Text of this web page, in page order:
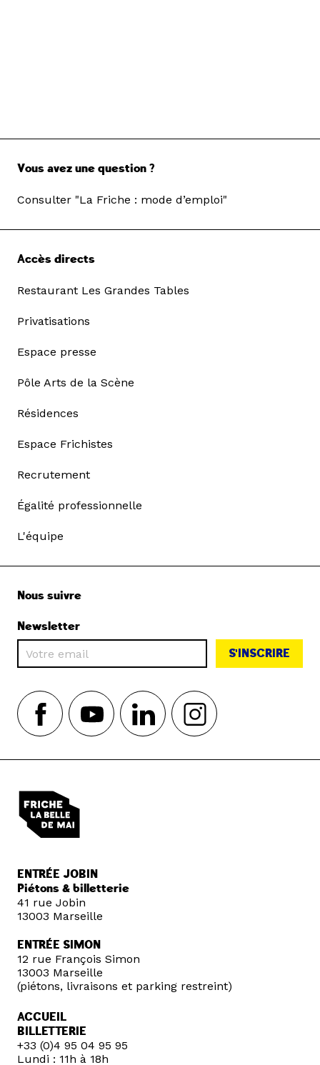
Vous avez une question ?
Consulter "La Friche : mode d’emploi"
Accès directs
Restaurant Les Grandes Tables
Privatisations
Espace presse
Pôle Arts de la Scène
Résidences
Espace Frichistes
Recrutement
Égalité professionnelle
L'équipe
Nous suivre
Newsletter
S'INSCRIRE
ENTRÉE JOBIN
Piétons & billetterie
41 rue Jobin
13003 Marseille
ENTRÉE SIMON
12 rue François Simon
13003 Marseille
(piétons, livraisons et parking restreint)
ACCUEIL
BILLETTERIE
+33 (0)4 95 04 95 95
Lundi : 11h à 18h